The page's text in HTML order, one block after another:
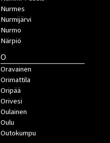
Nurmes
Nurmijärvi
Nurmo
Närpiö
O
Oravainen
Orimattila
Oripää
Orivesi
Oulainen
Oulu
Outokumpu